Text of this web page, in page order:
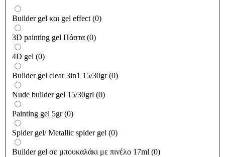
Builder gel και gel effect (0)
3D painting gel Πάστα (0)
4D gel (0)
Builder gel clear 3in1 15/30gr (0)
Nude builder gel 15/30grl (0)
Painting gel 5gr (0)
Spider gel/ Metallic spider gel (0)
Builder gel σε μπουκαλάκι με πινέλο 17ml (0)